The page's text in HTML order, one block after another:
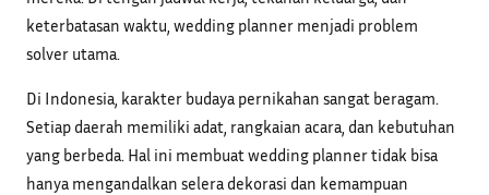
keterbatasan waktu, wedding planner menjadi problem
solver utama.
Di Indonesia, karakter budaya pernikahan sangat beragam.
Setiap daerah memiliki adat, rangkaian acara, dan kebutuhan
yang berbeda. Hal ini membuat wedding planner tidak bisa
hanya mengandalkan selera dekorasi dan kemampuan